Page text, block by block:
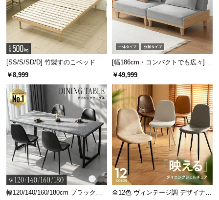
[SS/S/SD/D] 竹製すのこベッド
￥8,999
[幅186cm・コンパクトでも広々] 3
人掛けソファベッド リクライニン
グ 天然木フレーム 北欧
￥49,999
幅120/140/160/180cm ブラックフ
全12色 ヴィンテージ調 デザイナー